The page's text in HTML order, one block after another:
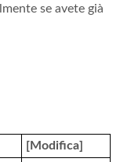
se avete già
[Modifica]